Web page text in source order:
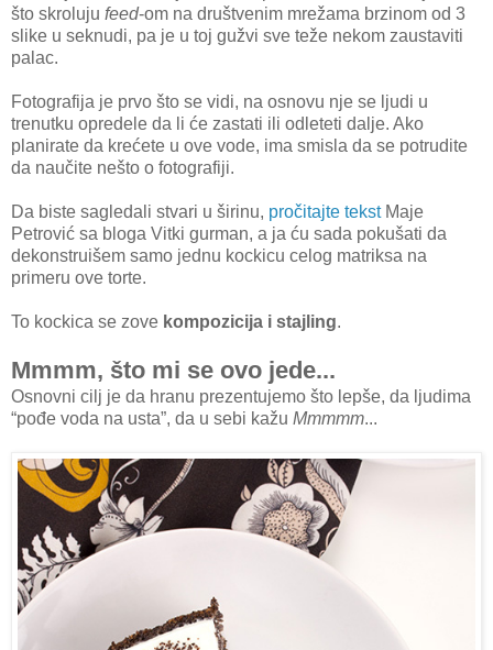
što skroluju feed-om na društvenim mrežama brzinom od 3
slike u seknudi, pa je u toj gužvi sve teže nekom zaustaviti
palac.
Fotografija je prvo što se vidi, na osnovu nje se ljudi u
trenutku opredele da li će zastati ili odleteti dalje. Ako
planirate da krećete u ove vode, ima smisla da se potrudite
da naučite nešto o fotografiji.
Da biste sagledali stvari u širinu, pročitajte tekstMaje
Petrović sa bloga Vitki gurman, a ja ću sada pokušati da
dekonstruišem samo jednu kockicu celog matriksa na
primeru ove torte.
To kockica se zove kompozicija i stajling.
Mmmm, što mi se ovo jede...
Osnovni cilj je da hranu prezentujemo što lepše, da ljudima
“pođe voda na usta”, da u sebi kažu Mmmmm...